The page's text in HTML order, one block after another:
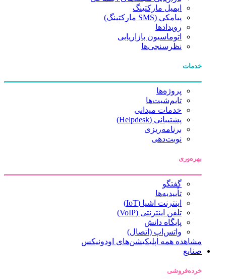
ایمیل مارکتینگ
پیامکی (SMS مارکتینگ)
رویدادها
اتوماسیون بازاریابی
نظرسنجی‌ها
خدمات
پروژه‌ها
تایم‌شیت‌ها
خدمات میدانی
پشتیبانی (Helpdesk)
برنامه‌ریزی
نوبت‌دهی
بهره‌وری
گفتگو
تأییدیه‌ها
اینترنت اشیا (IoT)
تلفن اینترنتی (VoIP)
پایگاه دانش
واتس‌اپ (اتصال)
مشاهده همه اپلیکیشن‌های اودونیکس
صنایع
خرده‌فروشی